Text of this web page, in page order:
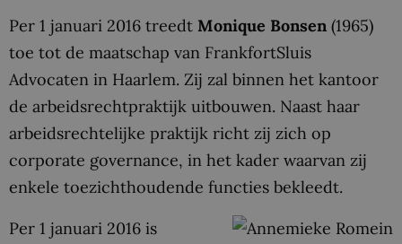
Per 1 januari 2016 treedt Monique Bonsen (1965)
toe tot de maatschap van FrankfortSluis
Advocaten in Haarlem. Zij zal binnen het kantoor
de arbeidsrechtpraktijk uitbouwen. Naast haar
arbeidsrechtelijke praktijk richt zij zich op
corporate governance, in het kader waarvan zij
enkele toezichthoudende functies bekleedt.
Per 1 januari 2016 is